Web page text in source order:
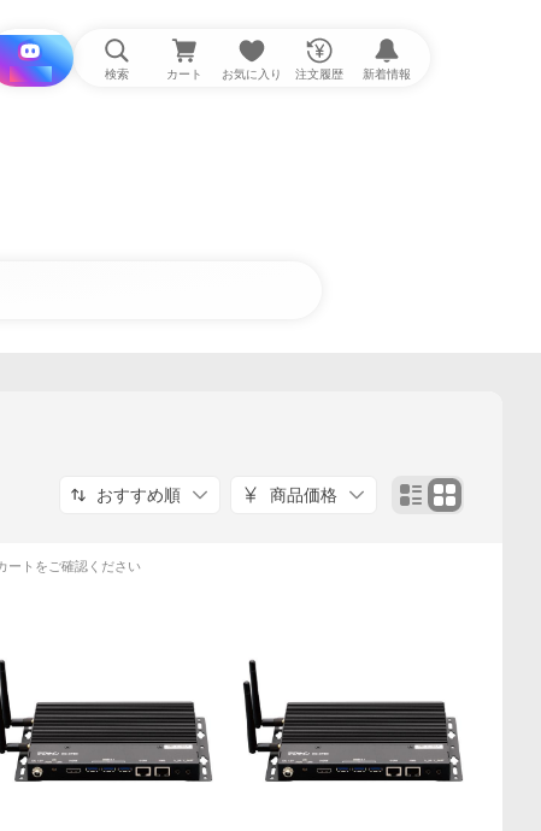
i と探す 検索 カート お気に入り 注文履歴 新着情報
おすすめ順 商品価格
ートをご確認ください